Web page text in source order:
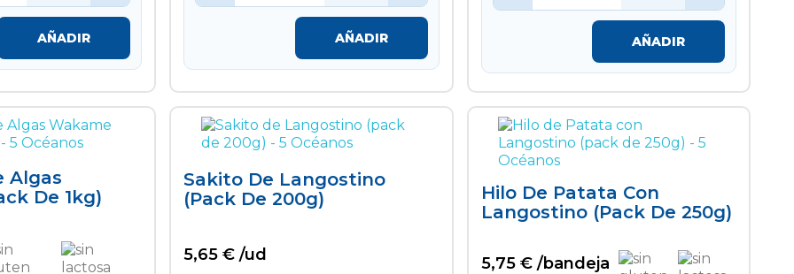
AÑADIR AÑADIR AÑADIR
Algas
De 1kg)
Sakito De Langostino
(pack De 200g)
5,65 € /ud
Hilo De Patata Con
Langostino (pack De 250g)
5,75 € /bandeja